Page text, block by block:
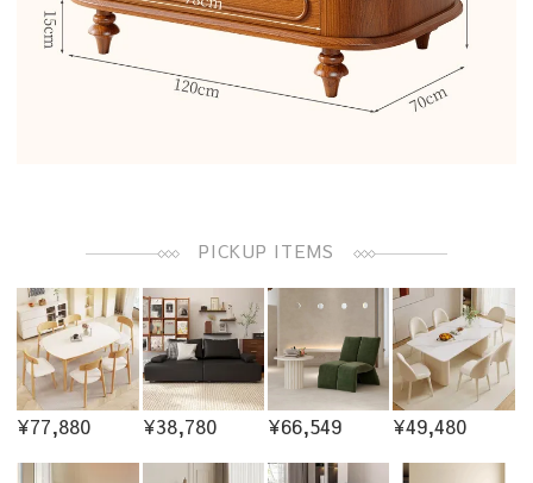
PICKUP ITEMS
¥77,880 ¥38,780 ¥66,549 ¥49,480